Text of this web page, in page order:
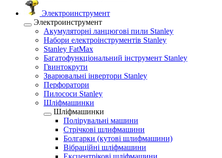
Электроинструмент
Электроинструмент
Акумуляторні ланцюгові пили Stanley
Набори електроінструментів Stanley
Stanley FatMax
Багатофункціональний інструмент Stanley
Гвинтокрути
Зварювальні інвертори Stanley
Перфоратори
Пилососи Stanley
Шліфмашинки
Шліфмашинки
Полірувальні машини
Стрічкові шлифмашини
Болгарки (кутові шлифмашини)
Вібраційні шліфмашини
Ексцентрікові шліфмашини